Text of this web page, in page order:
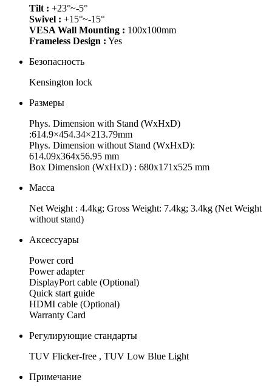
Tilt : +23°~-5°
Swivel : +15°~-15°
VESA Wall Mounting : 100x100mm
Frameless Design : Yes
Безопасность
Kensington lock
Размеры
Phys. Dimension with Stand (WxHxD)
:614.9×454.34×213.79mm
Phys. Dimension without Stand (WxHxD):
614.09x364x56.95 mm
Box Dimension (WxHxD) : 680x171x525 mm
Масса
Net Weight : 4.4kg; Gross Weight: 7.4kg; 3.4kg (Net Weight
without stand)
Аксессуары
Power cord
Power adapter
DisplayPort cable (Optional)
Quick start guide
HDMI cable (Optional)
Warranty Card
Регулирующие стандарты
TUV Flicker-free , TUV Low Blue Light
Примечание